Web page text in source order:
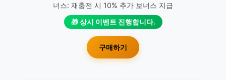
너스: 재충전 시 10% 추가 보너스 지급
🎁 상시 이벤트 진행합니다.
구매하기